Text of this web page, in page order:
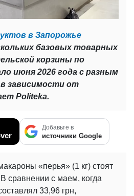
в Запорожье
базовых товарных
корзины по
июня 2026 года с разным
зависимости от
Politeka.
Добавьте в
источники Google
«перья» (1 кг) стоят
сравнении с маем, когда
33,96 грн,